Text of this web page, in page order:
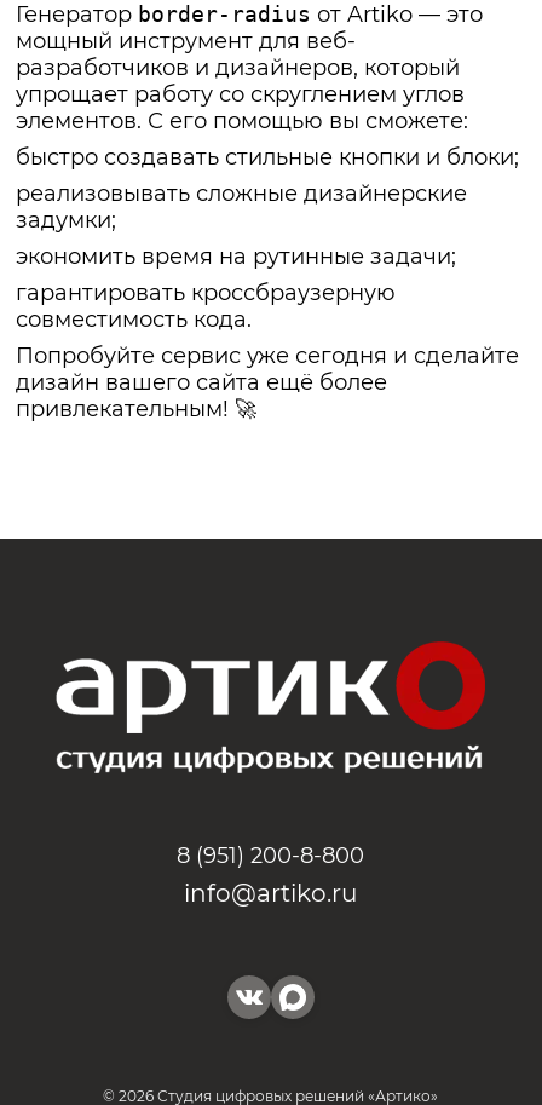
Генератор border-radius от Artiko — это
мощный инструмент для веб-
разработчиков и дизайнеров, который
упрощает работу со скруглением углов
элементов. С его помощью вы сможете:
быстро создавать стильные кнопки и блоки;
реализовывать сложные дизайнерские
задумки;
экономить время на рутинные задачи;
гарантировать кроссбраузерную
совместимость кода.
Попробуйте сервис уже сегодня и сделайте
дизайн вашего сайта ещё более
привлекательным! 🚀
8 (951) 200-8-800
info@artiko.ru
© 2026 Студия цифровых решений «Артико»